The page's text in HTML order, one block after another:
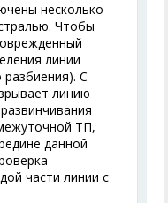
несколько
Чтобы
линии
С
линию
ТП,
данной
части линии с